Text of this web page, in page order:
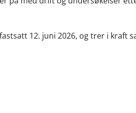
12. juni 2026, og trer i kraft